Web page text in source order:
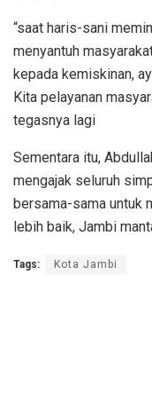
“saat haris-sani
menyantuh
kepada kemiskinan,
Kita pelayanan
tegasnya lagi
Sementara itu,
mengajak seluruh
bersama-sama untuk
lebih baik, Jambi
Tags: Kota Jambi